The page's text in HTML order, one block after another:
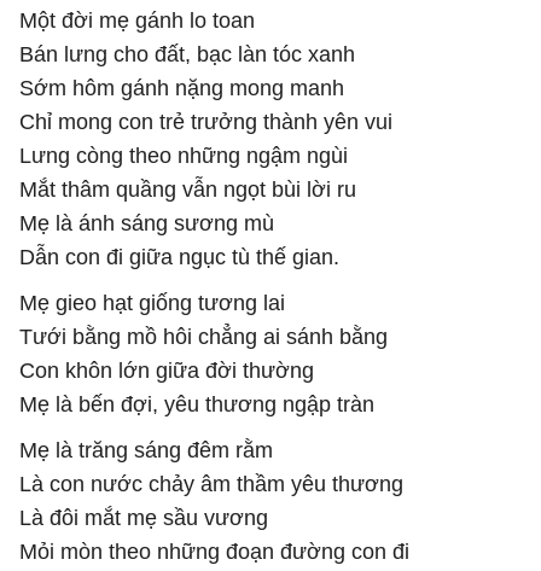
Một đời mẹ gánh lo toan
Bán lưng cho đất, bạc làn tóc xanh
Sớm hôm gánh nặng mong manh
Chỉ mong con trẻ trưởng thành yên vui
Lưng còng theo những ngậm ngùi
Mắt thâm quầng vẫn ngọt bùi lời ru
Mẹ là ánh sáng sương mù
Dẫn con đi giữa ngục tù thế gian.
Mẹ gieo hạt giống tương lai
Tưới bằng mồ hôi chẳng ai sánh bằng
Con khôn lớn giữa đời thường
Mẹ là bến đợi, yêu thương ngập tràn
Mẹ là trăng sáng đêm rằm
Là con nước chảy âm thầm yêu thương
Là đôi mắt mẹ sầu vương
Mỏi mòn theo những đoạn đường con đi